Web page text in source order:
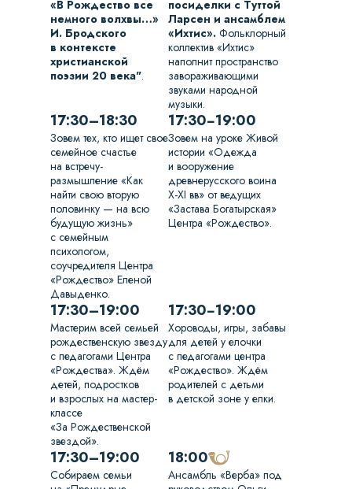
«В Рождество все
немного волхвы…»
И. Бродского
в контексте
христианской
поэзии 20 века".
посиделки с Туттой
Ларсен и ансамблем
«Ихтис». Фольклорный
коллектив «Ихтис»
наполнит пространство
завораживающими
звуками народной
музыки.
17:30–18:30
Зовем тех, кто ищет свое
семейное счастье
на встречу-
размышление «Как
найти свою вторую
половинку — на всю
будущую жизнь»
с семейным
психологом,
соучредителя Центра
«Рождество» Еленой
Давыденко.
17:30−19:00
Зовем на уроке Живой
истории «Одежда
и вооружение
древнерусского воина
Х-ХI вв» от ведущих
«Застава Богатырская»
Центра «Рождество».
17:30–19:00
Мастерим всей семьей
рождественскую звезду
с педагогами Центра
«Рождества». Ждём
детей, подростков
и взрослых на мастер-
классе
«За Рождественской
звездой».
17:30−19:00
Хороводы, игры, забавы
для детей у елочки
с педагогами центра
«Рождество». Ждём
родителей с детьми
в детской зоне у елки.
17:30–19:00
Собираем семьи
18:00
Ансамбль «Верба» под